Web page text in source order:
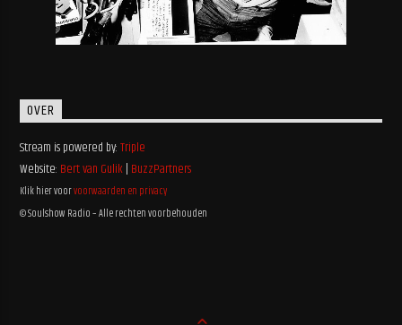
OVER
Stream is powered by:Triple
Website: Bert van Gulik| BuzzPartners
Klik hier voorvoorwaarden en privacy
© Soulshow Radio – Alle rechten voorbehouden